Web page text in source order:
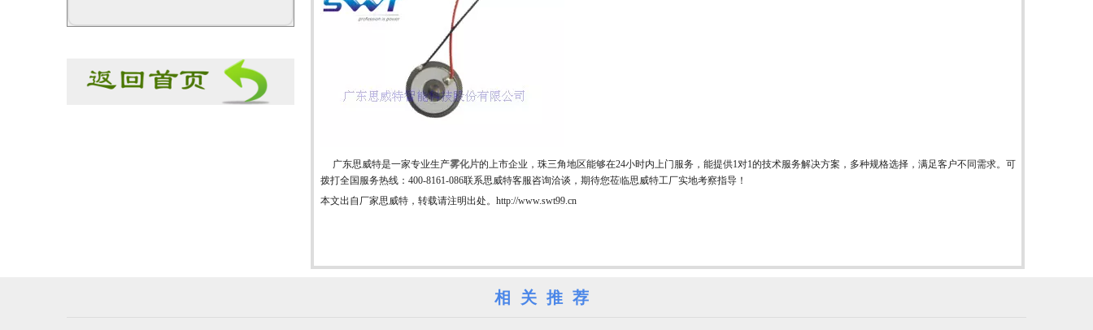
广东思威特是一家专业生产雾化片的上市企业，珠三角地区能够在24小时内上门服务，能提供1对1的技术服务解决方案，多种规格选择，满足客户不同需求。可
拨打全国服务热线：400-8161-086联系思威特客服咨询洽谈，期待您莅临思威特工厂实地考察指导！
本文出自厂家思威特，转载请注明出处。http://www.swt99.cn
相关推荐